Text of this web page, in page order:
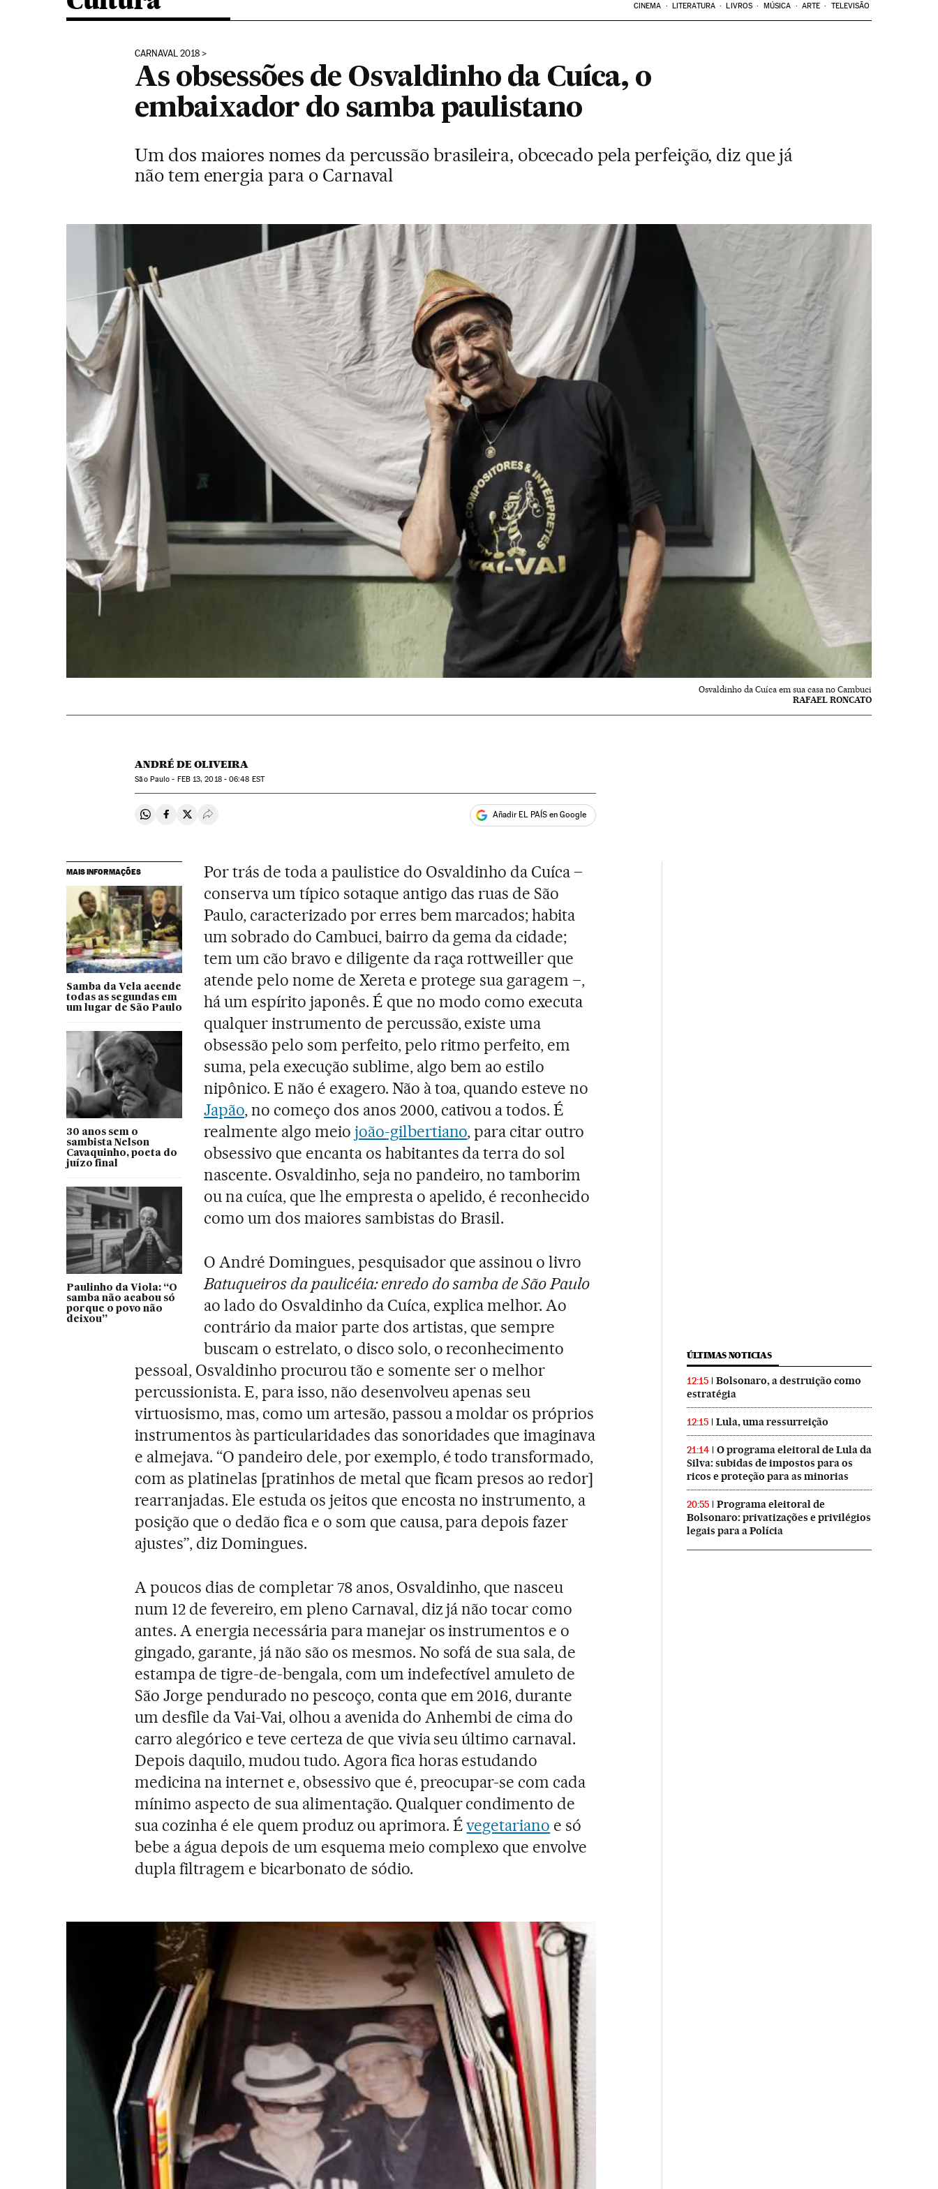
CINEMA LITERATURA LIVROS MÚSICA ARTE TELEVISÃO
CARNAVAL 2018
As obsessões de Osvaldinho da Cuíca, o
embaixador do samba paulistano
Um dos maiores nomes da percussão brasileira, obcecado pela perfeição, diz que já
não tem energia para o Carnaval
Osvaldinho da Cuíca em sua casa no Cambuci
RAFAEL RONCATO
ANDRÉ DE OLIVEIRA
São Paulo - FEB13, 2018 - 06:48 EST
Compartir en Whatsapp
Compartir en Facebook
Compartir en Twitter
Desplegar Redes Sociales Añadir EL PAÍS en Google
MAIS INFORMAÇÕES
Samba da Vela acende
todas as segundas em
um lugar de São Paulo
30 anos sem o
sambista Nelson
Cavaquinho, poeta do
juízo final
Paulinho da Viola: “O
samba não acabou só
porque o povo não
deixou”
Por trás de toda a paulistice do Osvaldinho da Cuíca –
conserva um típico sotaque antigo das ruas de São
Paulo, caracterizado por erres bem marcados; habita
um sobrado do Cambuci, bairro da gema da cidade;
tem um cão bravo e diligente da raça rottweiller que
atende pelo nome de Xereta e protege sua garagem –,
há um espírito japonês. É que no modo como executa
qualquer instrumento de percussão, existe uma
obsessão pelo som perfeito, pelo ritmo perfeito, em
suma, pela execução sublime, algo bem ao estilo
nipônico. E não é exagero. Não à toa, quando esteve no
Japão, no começo dos anos 2000, cativou a todos. É
realmente algo meio joão-gilbertiano, para citar outro
obsessivo que encanta os habitantes da terra do sol
nascente. Osvaldinho, seja no pandeiro, no tamborim
ou na cuíca, que lhe empresta o apelido, é reconhecido
como um dos maiores sambistas do Brasil.
O André Domingues, pesquisador que assinou o livro
Batuqueiros da paulicéia: enredo do samba de São Paulo
ao lado do Osvaldinho da Cuíca, explica melhor. Ao
contrário da maior parte dos artistas, que sempre
buscam o estrelato, o disco solo, o reconhecimento
pessoal, Osvaldinho procurou tão e somente ser o melhor
percussionista. E, para isso, não desenvolveu apenas seu
virtuosismo, mas, como um artesão, passou a moldar os próprios
instrumentos às particularidades das sonoridades que imaginava
e almejava. “O pandeiro dele, por exemplo, é todo transformado,
com as platinelas [pratinhos de metal que ficam presos ao redor]
rearranjadas. Ele estuda os jeitos que encosta no instrumento, a
posição que o dedão fica e o som que causa, para depois fazer
ajustes”, diz Domingues.
A poucos dias de completar 78 anos, Osvaldinho, que nasceu
num 12 de fevereiro, em pleno Carnaval, diz já não tocar como
antes. A energia necessária para manejar os instrumentos e o
gingado, garante, já não são os mesmos. No sofá de sua sala, de
estampa de tigre-de-bengala, com um indefectível amuleto de
São Jorge pendurado no pescoço, conta que em 2016, durante
um desfile da Vai-Vai, olhou a avenida do Anhembi de cima do
carro alegórico e teve certeza de que vivia seu último carnaval.
Depois daquilo, mudou tudo. Agora fica horas estudando
medicina na internet e, obsessivo que é, preocupar-se com cada
mínimo aspecto de sua alimentação. Qualquer condimento de
sua cozinha é ele quem produz ou aprimora. Évegetariano e só
bebe a água depois de um esquema meio complexo que envolve
dupla filtragem e bicarbonato de sódio.
ÚLTIMAS NOTICIAS
12:15
Bolsonaro, a destruição como
estratégia
12:15 Lula, uma ressurreição
21:14
O programa eleitoral de Lula da
Silva: subidas de impostos para os
ricos e proteção para as minorias
20:55
Programa eleitoral de
Bolsonaro: privatizações e privilégios
legais para a Polícia